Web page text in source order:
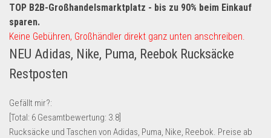
Handy und Smartphone
Kosmetik & Pflege
Lebensmittel & Getränke
Multimedia & Elektro
Münzen
Spielzeug & Games
TOP B2B-Großhandelsmarktplatz - bis zu 90% beim Einkauf
sparen.
Keine Gebühren, Großhändler direkt ganz unten anschreiben.
NEU Adidas, Nike, Puma, Reebok Rucksäcke
Restposten
Gefällt mir?:
[Total: 6 Gesamtbewertung: 3.8
Rucksäcke und Taschen von Adidas, Puma, Nike, Reebok. Preise ab